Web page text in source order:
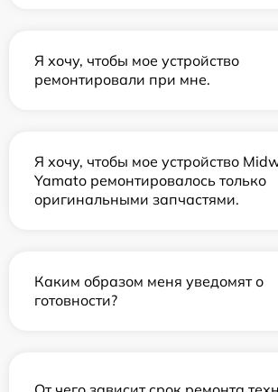
Я хочу, чтобы мое устройство
ремонтировали при мне.
Я хочу, чтобы мое устройство
Yamato ремонтировалось только
оригинальными запчастями.
Каким образом меня уведомят о
готовности?